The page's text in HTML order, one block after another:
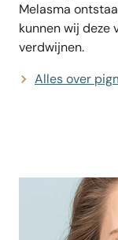
Melasma
kunnen wij deze
verdwijnen.
Alles over